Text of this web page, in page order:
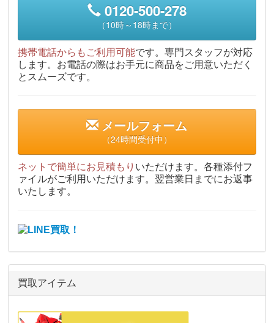
0120-500-278
（10時～18時まで）
携帯電話からもご利用可能です。専門スタッフが対応
します。お電話の際はお手元に商品をご用意いただく
とスムーズです。
メールフォーム
（24時間受付中）
ネットで簡単にお見積もり いただけます。各種添付フ
ァイルがご利用いただけます。翌営業日までにお返事
いたします。
買取アイテム